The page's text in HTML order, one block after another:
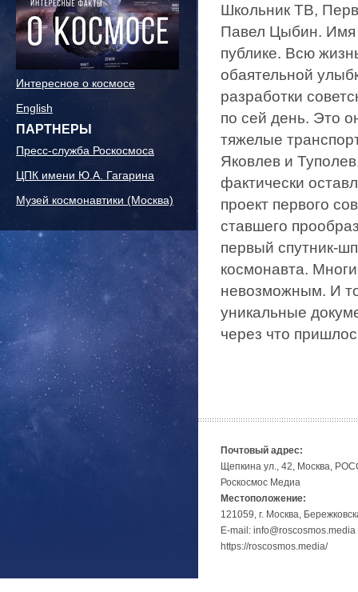
Интересное о космосе
English
ПАРТНЕРЫ
Пресс-служба Роскосмоса
ЦПК имени Ю.А. Гагарина
Музей космонавтики (Москва)
Школьник ТВ,
Павел Цыбин. Имя
публике. Всю
обаятельной
разработки
по сей день. Это
тяжелые
Яковлев и
фактически
проект первого
ставшего
первый спутник-
космонавта.
невозможным. И
уникальные
через что
Почтовый адрес:
Щепкина ул., 42, Москва,
Роскосмос Медиа
Местоположение:
121059, г. Москва,
E-mail: info@roscosmos.media
https://roscosmos.media/